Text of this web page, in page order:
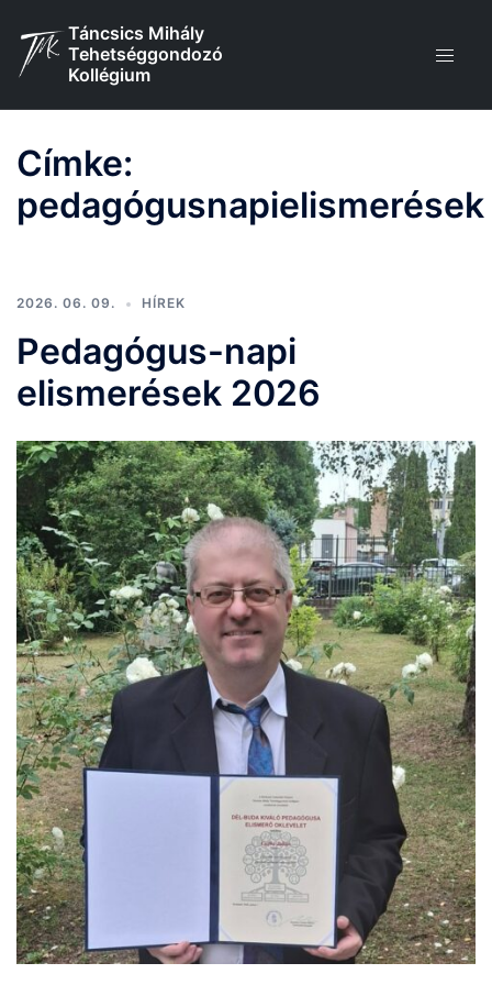
content
Táncsics Mihály
Tehetséggondozó
Kollégium
Címke:
pedagógusnapielismerések
2026. 06. 09. HÍREK
Pedagógus-napi
elismerések 2026